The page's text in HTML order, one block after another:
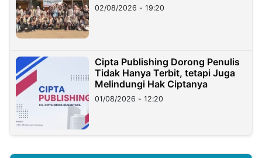
02/08/2026 - 19:20
Cipta Publishing Dorong Penulis
Tidak Hanya Terbit, tetapi Juga
Melindungi Hak Ciptanya
01/08/2026 - 12:20